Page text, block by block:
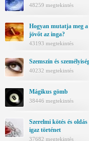
48259 megtekintés
Hogyan mutatja meg a
jövőt az inga?
43193 megtekintés
Szemszín és
40232 megtekintés
Mágikus gömb
38446 megtekintés
Szerelmi kötés és oldás
igaz történet
37682 megtekintés